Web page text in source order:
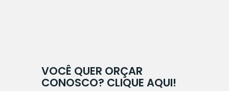
VOCÊ QUER ORÇAR
CONOSCO? CLIQUE AQUI!